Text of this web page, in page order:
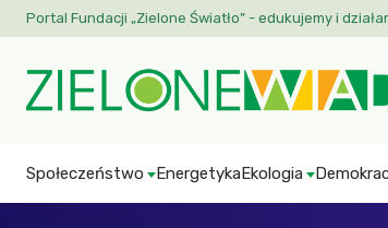
Portal Fundacji „Zielone Światło” - edukujemy i
Społeczeństwo EnergetykaEkologia